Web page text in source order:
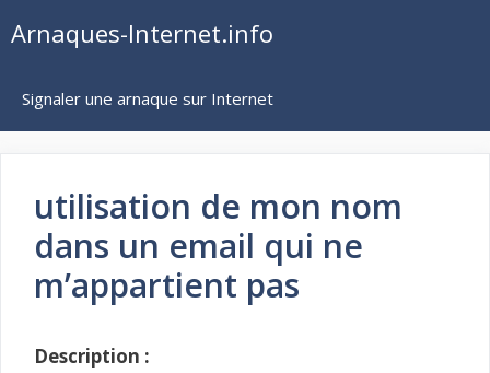
auArnaques-Internet.info
Signaler une arnaque sur Internet
utilisation de mon nom
dans un email qui ne
m’appartient pas
Description :